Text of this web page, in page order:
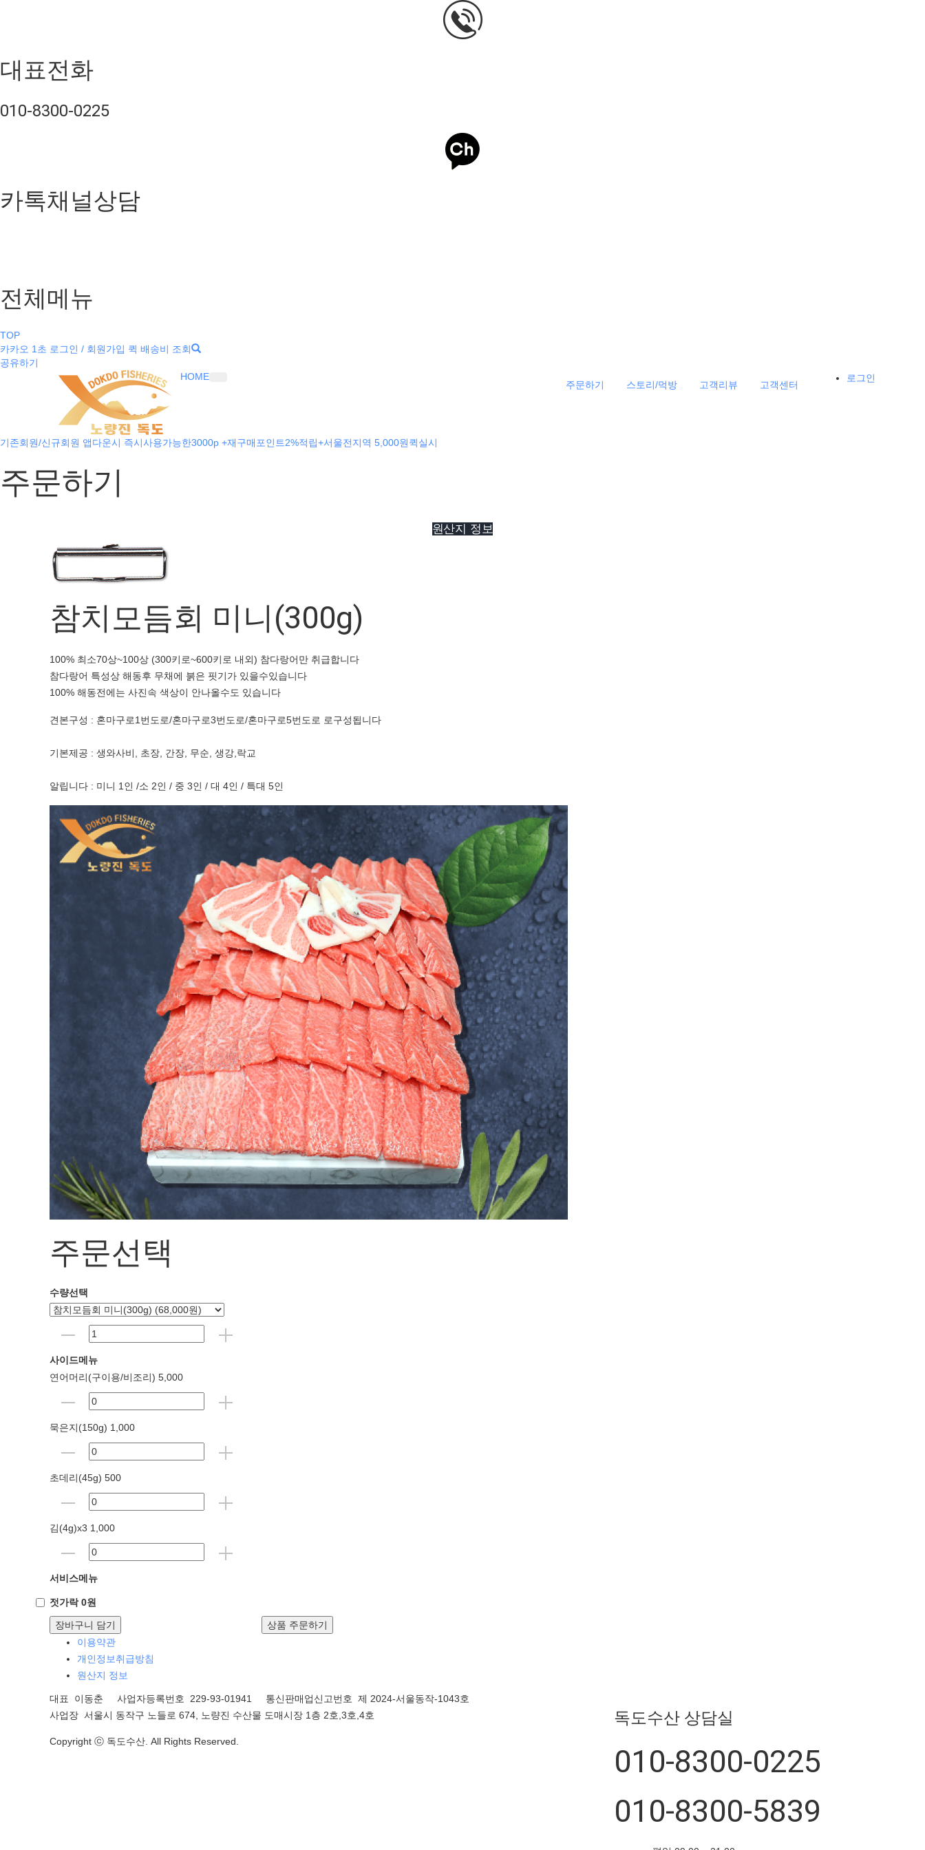
대표전화
010-8300-0225
카톡채널상담
전체메뉴
TOP
카카오 1초 로그인 / 회원가입 퀵 배송비 조회
공유하기
HOME
로그인
주문하기 스토리/먹방 고객리뷰 고객센터
기존회원/신규회원 앱다운시 즉시사용가능한3000p +재구매포인트2%적립+서울전지역 5,000원퀵실시
주문하기
원산지 정보
참치모듬회 미니(300g)
100% 최소70상~100상 (300키로~600키로 내외) 참다랑어만 취급합니다
참다랑어 특성상 해동후 무채에 붉은 핏기가 있을수있습니다
100% 해동전에는 사진속 색상이 안나올수도 있습니다
견본구성 : 혼마구로1번도로/혼마구로3번도로/혼마구로5번도로 로구성됩니다
기본제공 : 생와사비, 초장, 간장, 무순, 생강,락교
알립니다 : 미니 1인 /소 2인 / 중 3인 / 대 4인 / 특대 5인
주문선택
수량선택
사이드메뉴
연어머리(구이용/비조리) 5,000
묵은지(150g) 1,000
초데리(45g) 500
김(4g)x3 1,000
서비스메뉴
젓가락 0원
장바구니 담기
상품 주문하기
이용약관
개인정보취급방침
원산지 정보
대표 이동춘 사업자등록번호 229-93-01941
통신판매업신고번호 제 2024-서울동작-1043호
사업장 서울시 동작구 노들로 674, 노량진 수산물 도매시장 1층 2호,3호,4호
Copyright ⓒ 독도수산. All Rights Reserved.
독도수산 상담실
010-8300-0225
010-8300-5839